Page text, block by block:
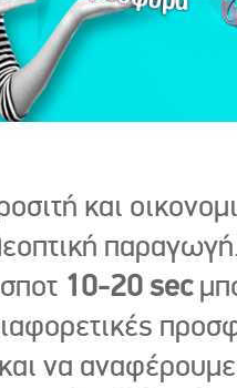
και
10-20 sec
να